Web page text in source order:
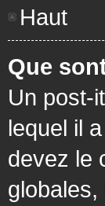
Haut
Que
Un post-
lequel il
devez le